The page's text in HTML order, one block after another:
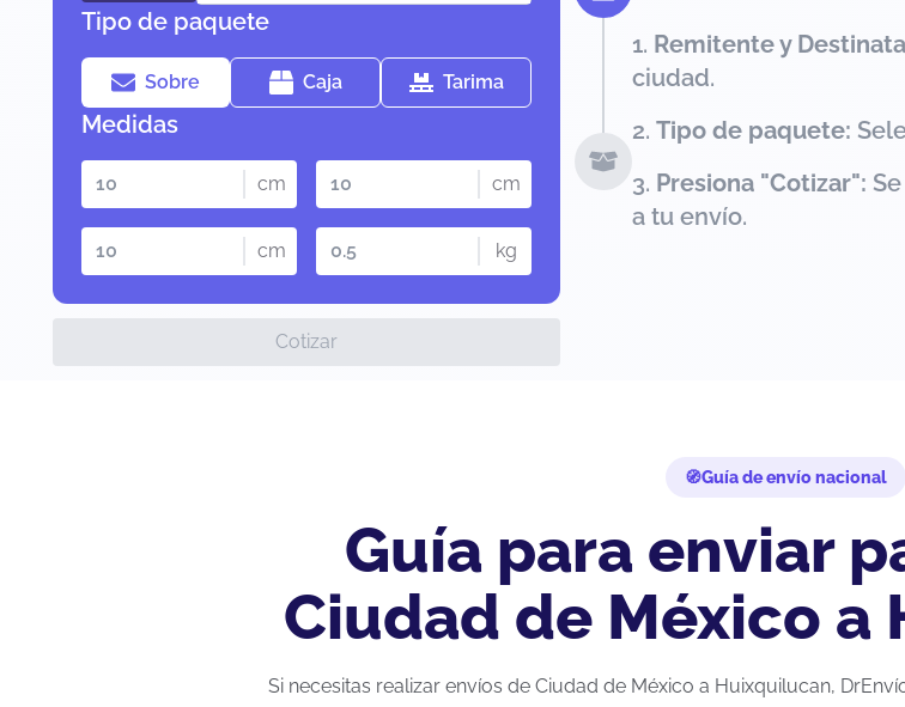
Tipo de paquete
Sobre Caja Tarima
Medidas
cm cm
cm kg
Cotizar
Remitente y
ciudad.
Tipo de paquete:
Presiona "Cotizar":
a tu envío.
Guía de envío nacional
Guía para enviar
Ciudad de México a
Si necesitas realizar envíos de Ciudad de México a Huixquilucan,